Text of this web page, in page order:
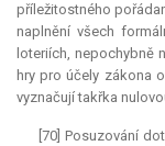
příležitostného
naplnění všech
loteriích, nepochybně
hry pro účely zákona
vyznačují takřka
[70] Posuzování